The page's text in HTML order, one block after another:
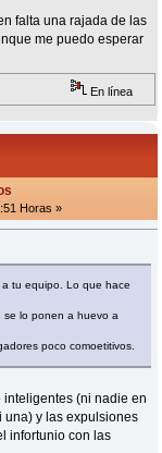
falta una rajada de las
me puedo esperar
En línea
Horas »
tu equipo. Lo que hace
se lo ponen a huevo a
poco comoetitivos.
(ni nadie en
una) y las expulsiones
infortunio con las